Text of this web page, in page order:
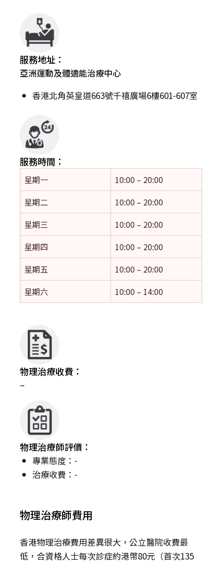
服務地址：
亞洲運動及體適能治療中心
香港北角英皇道663號千禧廣場6樓601-607室
服務時間：
星期一
10:00 – 20:00
星期二
10:00 – 20:00
星期三
10:00 – 20:00
星期四
10:00 – 20:00
星期五
10:00 – 20:00
星期六
10:00 – 14:00
物理治療收費：
–
物理治療師評價：
專業態度：-
治療收費：-
物理治療師費用
香港物理治療費用差異很大，公立醫院收費最
低，合資格人士每次診症約港幣80元（首次135